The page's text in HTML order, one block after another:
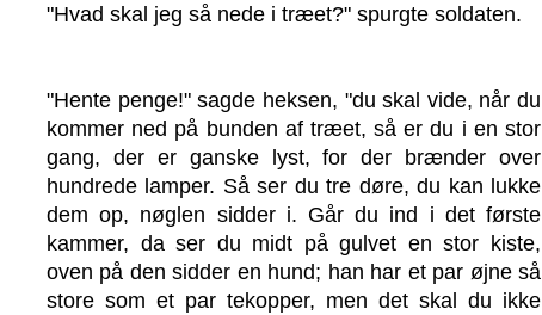
"Hvad skal jeg så nede i træet?" spurgte soldaten.
"Hente penge!" sagde heksen, "du skal vide, når du
kommer ned på bunden af træet, så er du i en stor
gang, der er ganske lyst, for der brænder over
hundrede lamper. Så ser du tre døre, du kan lukke
dem op, nøglen sidder i. Går du ind i det første
kammer, da ser du midt på gulvet en stor kiste,
oven på den sidder en hund; han har et par øjne så
store som et par tekopper, men det skal du ikke